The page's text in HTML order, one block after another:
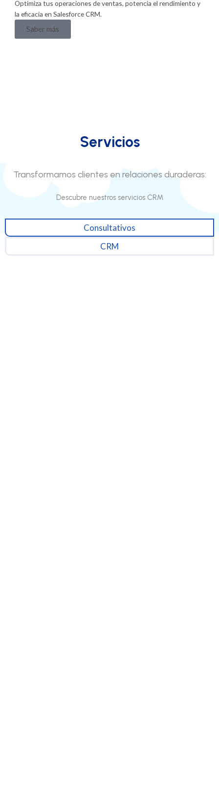
Optimiza tus operaciones de ventas, potencia el rendimiento y
la eficacia en Salesforce CRM.
Saber más
Servicios
Transformamos clientes en relaciones duraderas:
Descubre nuestros servicios CRM
Consultativos
CRM